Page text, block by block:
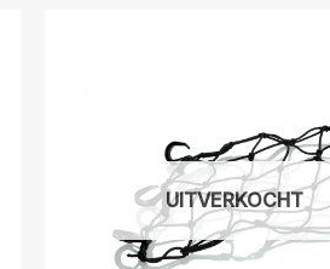
UITVERKOCHT